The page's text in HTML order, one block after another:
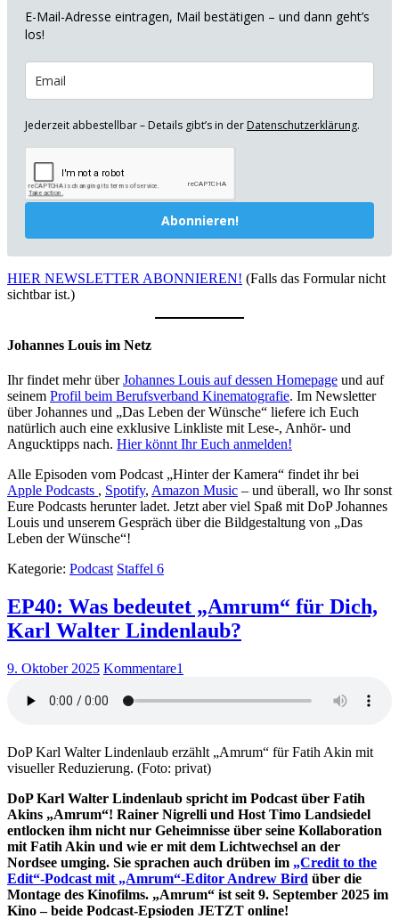
E-Mail-Adresse eintragen, Mail bestätigen – und dann geht’s
los!
Jederzeit abbestellbar – Details gibt’s in der Datenschutzerklärung.
Abonnieren!
HIER NEWSLETTER ABONNIEREN! (Falls das Formular nicht
sichtbar ist.)
Johannes Louis im Netz
Ihr findet mehr überJohannes Louis auf dessen Homepage und auf
seinem Profil beim Berufsverband Kinematografie. Im Newsletter
über Johannes und „Das Leben der Wünsche“ liefere ich Euch
natürlich auch eine exklusive Linkliste mit Lese-, Anhör- und
Angucktipps nach. Hier könnt Ihr Euch anmelden!
Alle Episoden vom Podcast „Hinter der Kamera“ findet ihr bei
Apple Podcasts , Spotify, Amazon Music – und überall, wo Ihr sonst
Eure Podcasts herunter ladet. Jetzt aber viel Spaß mit DoP Johannes
Louis und unserem Gespräch über die Bildgestaltung von „Das
Leben der Wünsche“!
Kategorie: Podcast Staffel 6
EP40: Was bedeutet „Amrum“ für Dich,
Karl Walter Lindenlaub?
9. Oktober 2025 Kommentare1
DoP Karl Walter Lindenlaub erzählt „Amrum“ für Fatih Akin mit
visueller Reduzierung. (Foto: privat)
DoP Karl Walter Lindenlaub spricht im Podcast über Fatih
Akins „Amrum“! Rainer Nigrelli und Host Timo Landsiedel
entlocken ihm nicht nur Geheimnisse über seine Kollaboration
mit Fatih Akin und wie er mit dem Lichtwechsel an der
Nordsee umging. Sie sprachen auch drüben im „Credit to the
Edit“-Podcast mit „Amrum“-Editor Andrew Bird über die
Montage des Kinofilms. „Amrum“ ist seit 9. September 2025 im
Kino – beide Podcast-Epsioden JETZT online!